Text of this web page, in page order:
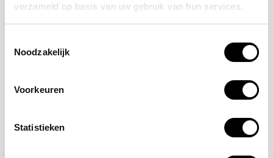
verzameld op basis van uw gebruik van hun services.
Noodzakelijk
Voorkeuren
Statistieken
Laat een reactie achter
Naam